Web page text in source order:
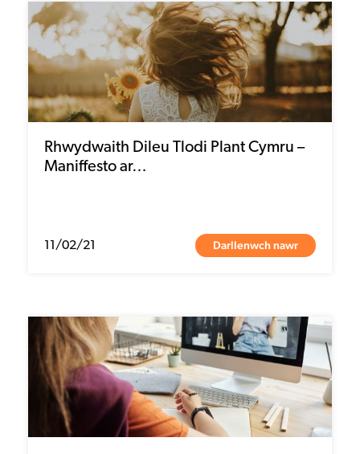
Rhwydwaith Dileu Tlodi Plant Cymru –
Maniffesto ar…
11/02/21 Darllenwch nawr